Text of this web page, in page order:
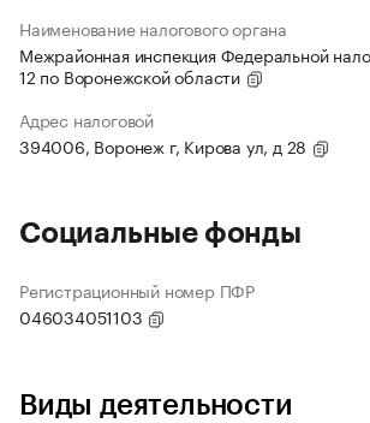
Наименование налогового органа
Межрайонная инспекция Федеральной
12 по Воронежской области
Адрес налоговой
394006, Воронеж г, Кирова ул, д 28
Социальные фонды
Регистрационный номер ПФР
046034051103
Виды деятельности